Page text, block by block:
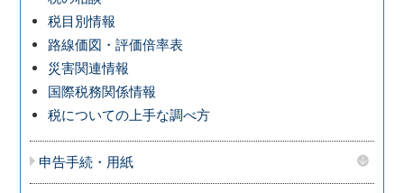
税目別情報
路線価図・評価倍率表
災害関連情報
国際税務関係情報
税についての上手な調べ方
申告手続・用紙